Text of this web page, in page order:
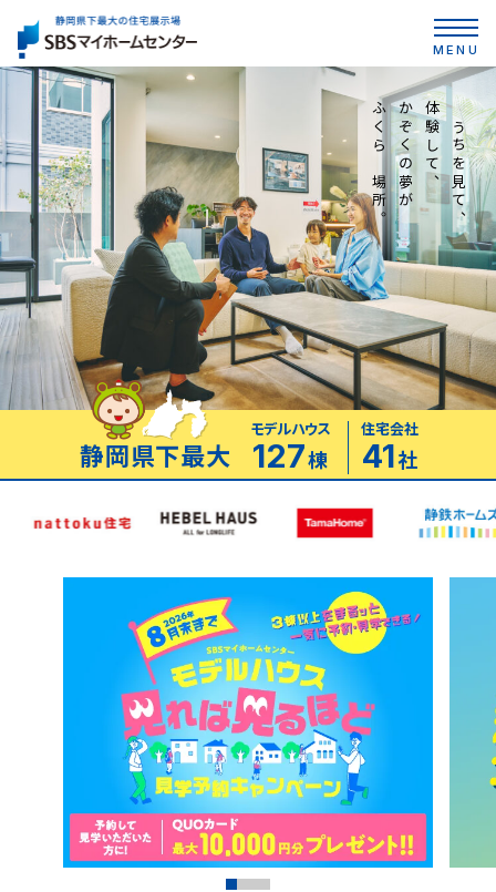
MENU
おうちを見て、
体験して、
かぞくの夢が
ふくらむ場所。
静岡県下最大
モデルハウス
127棟
住宅会社
41社